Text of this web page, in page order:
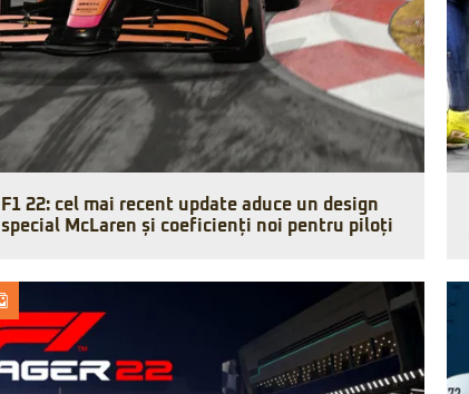
F1 22: cel mai recent update aduce un design
special McLaren și coeficienți noi pentru piloți